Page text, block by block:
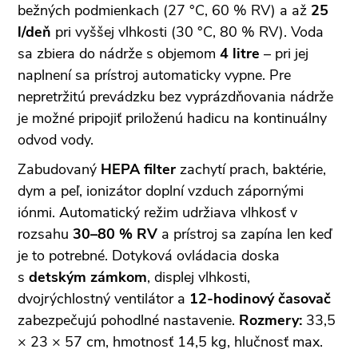
bežných podmienkach (27 °C, 60 % RV) a až 25
l/deň pri vyššej vlhkosti (30 °C, 80 % RV). Voda
sa zbiera do nádrže s objemom 4 litre – pri jej
naplnení sa prístroj automaticky vypne. Pre
nepretržitú prevádzku bez vyprázdňovania nádrže
je možné pripojiť priloženú hadicu na kontinuálny
odvod vody.
Zabudovaný HEPA filter zachytí prach, baktérie,
dym a peľ, ionizátor doplní vzduch zápornými
iónmi. Automatický režim udržiava vlhkosť v
rozsahu 30–80 % RV a prístroj sa zapína len keď
je to potrebné. Dotyková ovládacia doska
s detským zámkom, displej vlhkosti,
dvojrýchlostný ventilátor a 12-hodinový časovač
zabezpečujú pohodlné nastavenie. Rozmery: 33,5
× 23 × 57 cm, hmotnosť 14,5 kg, hlučnosť max.